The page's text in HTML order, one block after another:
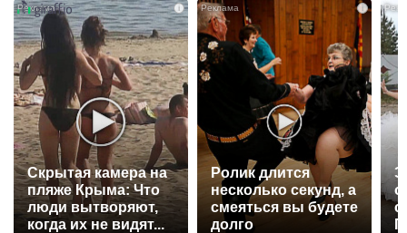
i
Скрытая камера на
пляже Крыма: Что
люди вытворяют,
когда их не видят...
Ролик длится
несколько секунд, а
смеяться вы будете
долго